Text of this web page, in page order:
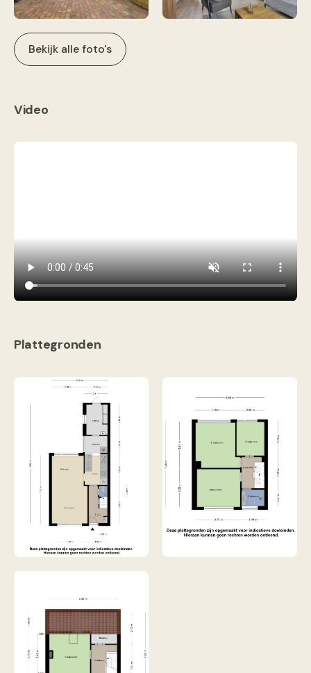
Bekijk alle foto's
Video
Plattegronden